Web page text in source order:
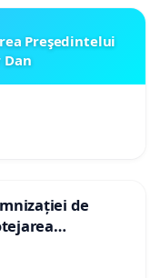
Preşedintelui
Dan
de